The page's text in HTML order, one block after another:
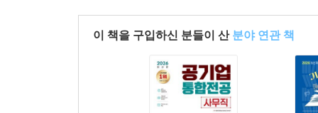
이 책을 구입하신 분들이 산 분야 연관 책